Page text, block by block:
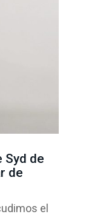
Syd de
de
el